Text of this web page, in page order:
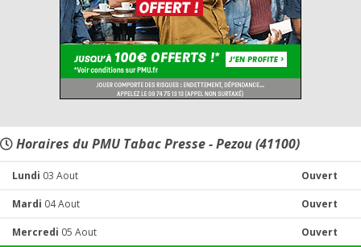
Horaires du PMU Tabac Presse - Pezou (41100)
Lundi 03 Aout Ouvert
Mardi 04 Aout Ouvert
Mercredi 05 Aout Ouvert